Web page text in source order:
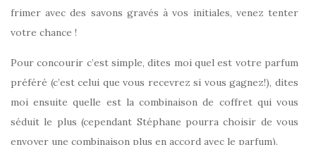
frimer avec des savons gravés à vos initiales, venez tenter
votre chance !
Pour concourir c’est simple, dites moi quel est votre parfum
préféré (c’est celui que vous recevrez si vous gagnez!), dites
moi ensuite quelle est la combinaison de coffret qui vous
séduit le plus (cependant Stéphane pourra choisir de vous
envoyer une combinaison plus en accord avec le parfum).